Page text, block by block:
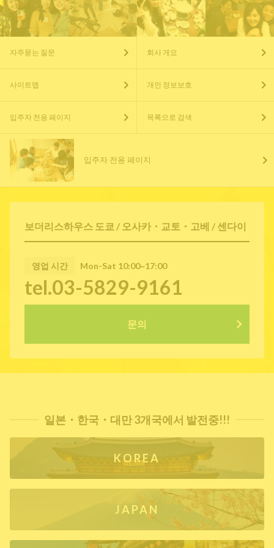
보더리스하우스 도쿄 / 오사카・교토・고베 / 센다이
영업 시간 Mon-Sat 10:00~17:00
tel.03-5829-9161
문의
자주묻는 질문 회사 개요
사이트맵 개인 정보보호
입주자 전용 페이지 목록으로 검색
입주자 전용 페이지
일본・한국・대만 3개국에서 발전중!!!
KOREA
JAPAN